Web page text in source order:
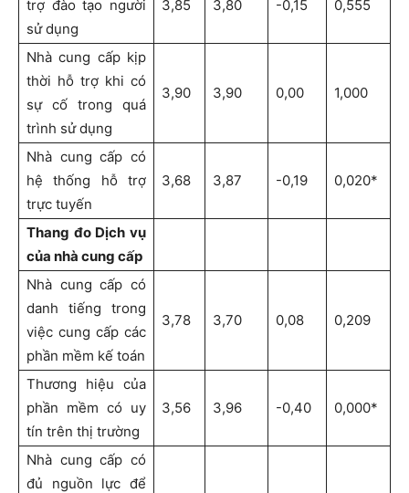
trợ đào tạo người
sử dụng
3,85 3,80 -0,15 0,555
Nhà cung cấp kịp
thời hỗ trợ khi có
sự cố trong quá
trình sử dụng
3,90 3,90 0,00 1,000
Nhà cung cấp có
hệ thống hỗ trợ
trực tuyến
3,68 3,87 -0,19 0,020*
Thang đo Dịch vụ
của nhà cung cấp
Nhà cung cấp có
danh tiếng trong
việc cung cấp các
phần mềm kế toán
3,78 3,70 0,08 0,209
Thương hiệu của
phần mềm có uy
tín trên thị trường
3,56 3,96 -0,40 0,000*
Nhà cung cấp có
đủ nguồn lực để